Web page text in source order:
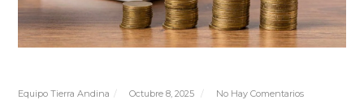
Equipo Tierra Andina Octubre 8, 2025 No Hay Comentarios